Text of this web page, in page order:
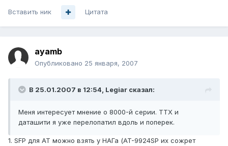
Вставить ник Цитата
ayamb
Опубликовано 25 января, 2007
В 25.01.2007 в 12:54, Legiar сказал:
Меня интересует мнение о 8000-й серии. ТТХ и
даташити я уже перелопатил вдоль и поперек.
1. SFP для AT можно взять у НАГа (AT-9924SP их сожрет